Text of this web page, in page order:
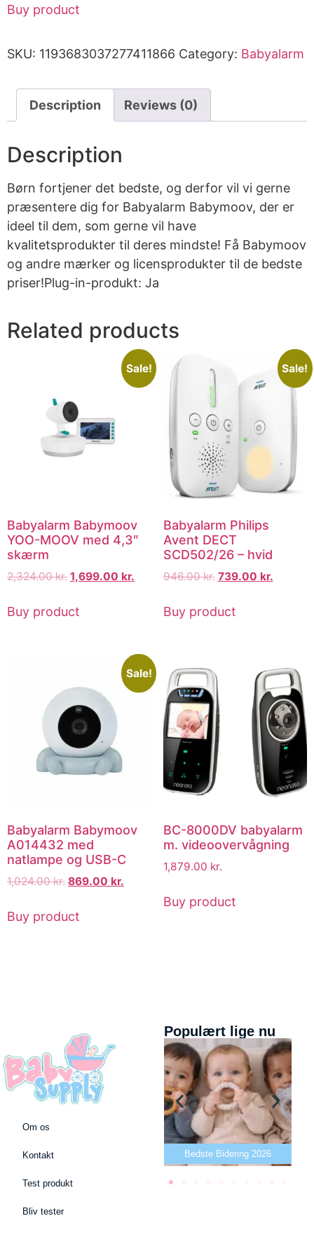
Buy product
SKU: 1193683037277411866 Category: Babyalarm
Description Reviews (0)
Description
Børn fortjener det bedste, og derfor vil vi gerne
præsentere dig for Babyalarm Babymoov, der er
ideel til dem, som gerne vil have
kvalitetsprodukter til deres mindste! Få Babymoov
og andre mærker og licensprodukter til de bedste
priser!Plug-in-produkt: Ja
Related products
Sale!
Babyalarm Babymoov
YOO-MOOV med 4,3″
skærm
2,324.00kr. 1,699.00 kr.
Buy product
Sale!
Babyalarm Philips
Avent DECT
SCD502/26 – hvid
946.00kr. 739.00 kr.
Buy product
Sale!
Babyalarm Babymoov
A014432 med
natlampe og USB-C
1,024.00kr. 869.00 kr.
Buy product
BC-8000DV babyalarm
m. videoovervågning
1,879.00 kr.
Buy product
Om os
Kontakt
Test produkt
Bliv tester
Populært lige nu
Bedste puslepude 2026 Bedste Bidering 2026